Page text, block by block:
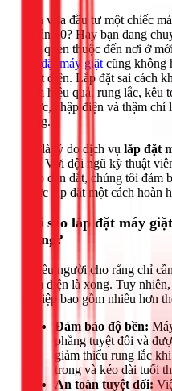
Bạn vừa đầu tư một chiếc
Quận 10? Hay bạn đang
giặt quen thuộc đến nơi ở
lắp đặt máy giặt cũng không
quạt điện. Lắp đặt sai cách
kém hiệu quả, rung lắc,
nước, chập điện và thậm
hãng.
Đó là lý do dịch vụ lắp đặt
đời. Với đội ngũ kỹ thuật
Hảo dẫn dắt, chúng tôi
được lắp đặt một cách hoàn
Tại sao lắp đặt máy
trọng?
Nhiều người cho rằng chỉ
cắm điện là xong. Tuy
nghiệp bao gồm nhiều hơn
Đảm bảo độ bền:
phẳng tuyệt đối và
giảm thiểu rung lắc
trong và kéo dài tuổi
An toàn tuyệt đối: